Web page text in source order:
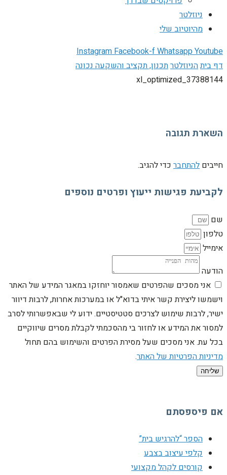
ניוזלטר
מהיוטיוב שלי
InstagramFacebook-fWhatsappYoutube
דף ביתהניוזלטרתכנון, תקציב והשקעה נכונה
37388144_xl_optimized
השארת תגובה
חייבים להתחבר כדי להגיב.
לקביעת פגישות ייעוץ ופרטים נוספים
שם
טלפון
אימייל
הודעה
אני מסכים שהפרטים שאמסור יוחזקו במאגר המידע של האתר
וישמשו ליצירת קשר איתי בדוא"ל או במערכות אחרות, לרבות דיוור
ישיר, לרבות שימוש לצרכים סטטיסטיים. ידוע לי שבאפשרותי לסרב
למסור את המידע או לחזור בי מהסכמתי לקבלת מסרים שיווקיים
בכל עת. אני מסכים שעל מסירת הפרטים והשימוש בהם תחול
מדיניות הפרטיות של האתר.
שליחה
אם פיספסתם
הספר “להרגיש בית”
קלפי עיצוב בצבע
קורסים לקהל מקצועי